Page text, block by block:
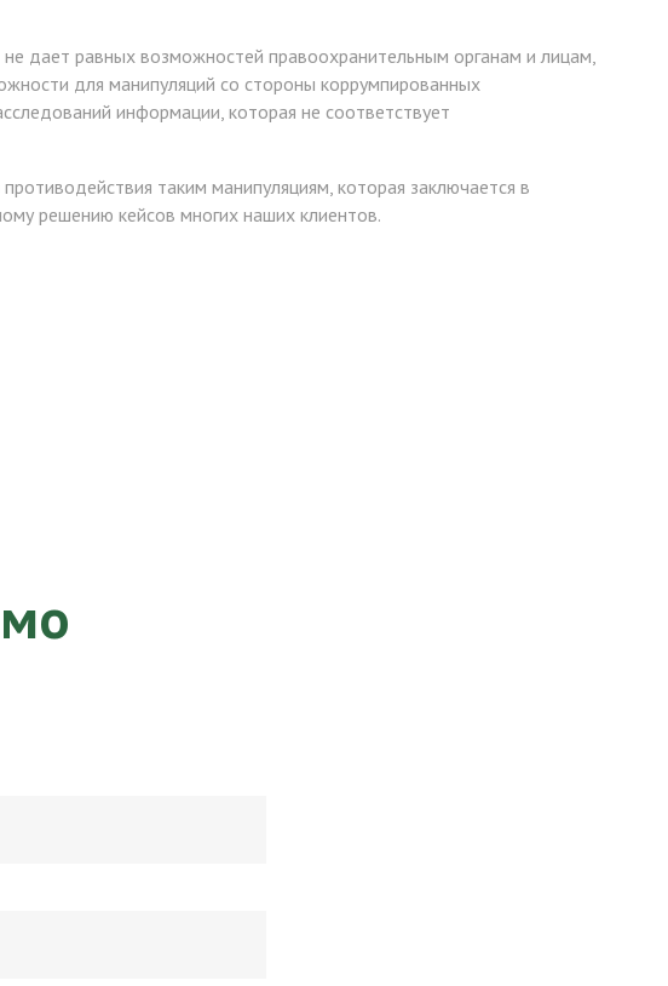
дает равных возможностей правоохранительным органам и лицам,
для манипуляций со стороны коррумпированных
информации, которая не соответствует
таким манипуляциям, которая заключается в
решению кейсов многих наших клиентов.